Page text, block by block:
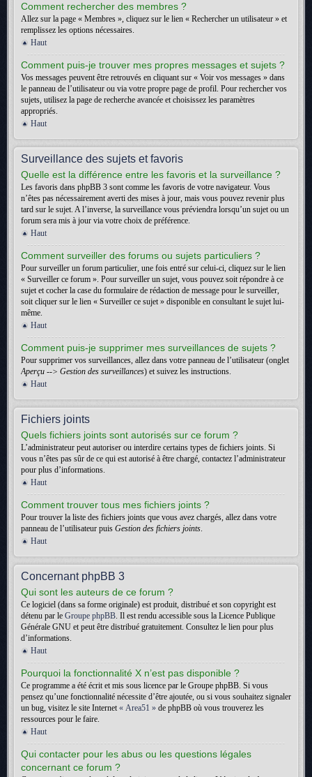
Comment rechercher des membres ?
Allez sur la page « Membres », cliquez sur le lien « Rechercher un utilisateur » et
remplissez les options nécessaires.
Haut
Comment puis-je trouver mes propres messages et sujets ?
Vos messages peuvent être retrouvés en cliquant sur « Voir vos messages » dans
le panneau de l’utilisateur ou via votre propre page de profil. Pour rechercher vos
sujets, utilisez la page de recherche avancée et choisissez les paramètres
appropriés.
Haut
Surveillance des sujets et favoris
Quelle est la différence entre les favoris et la surveillance ?
Les favoris dans phpBB 3 sont comme les favoris de votre navigateur. Vous
n’êtes pas nécessairement averti des mises à jour, mais vous pouvez revenir plus
tard sur le sujet. A l’inverse, la surveillance vous préviendra lorsqu’un sujet ou un
forum sera mis à jour via votre choix de préférence.
Haut
Comment surveiller des forums ou sujets particuliers ?
Pour surveiller un forum particulier, une fois entré sur celui-ci, cliquez sur le lien
« Surveiller ce forum ». Pour surveiller un sujet, vous pouvez soit répondre à ce
sujet et cocher la case du formulaire de rédaction de message pour le surveiller,
soit cliquer sur le lien « Surveiller ce sujet » disponible en consultant le sujet lui-
même.
Haut
Comment puis-je supprimer mes surveillances de sujets ?
Pour supprimer vos surveillances, allez dans votre panneau de l’utilisateur (onglet
Aperçu --> Gestion des surveillances) et suivez les instructions.
Haut
Fichiers joints
Quels fichiers joints sont autorisés sur ce forum ?
L’administrateur peut autoriser ou interdire certains types de fichiers joints. Si
vous n’êtes pas sûr de ce qui est autorisé à être chargé, contactez l’administrateur
pour plus d’informations.
Haut
Comment trouver tous mes fichiers joints ?
Pour trouver la liste des fichiers joints que vous avez chargés, allez dans votre
panneau de l’utilisateur puis Gestion des fichiers joints.
Haut
Concernant phpBB 3
Qui sont les auteurs de ce forum ?
Ce logiciel (dans sa forme originale) est produit, distribué et son copyright est
détenu par le Groupe phpBB. Il est rendu accessible sous la Licence Publique
Générale GNU et peut être distribué gratuitement. Consultez le lien pour plus
d’informations.
Haut
Pourquoi la fonctionnalité X n’est pas disponible ?
Ce programme a été écrit et mis sous licence par le Groupe phpBB. Si vous
pensez qu’une fonctionnalité nécessite d’être ajoutée, ou si vous souhaitez signaler
un bug, visitez le site Internet« Area51 » de phpBB où vous trouverez les
ressources pour le faire.
Haut
Qui contacter pour les abus ou les questions légales
concernant ce forum ?